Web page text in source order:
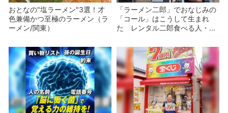
おとなの"塩ラーメン"3選！才
色兼備かつ至極のラーメン（ラ
ーメン/関東）
「ラーメン二郎」でおなじみの
「コール」はこうして生まれ
た レンタル二郎食べる人・...